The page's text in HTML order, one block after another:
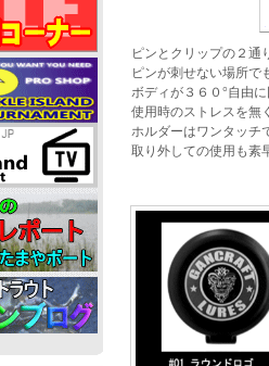
ピンとクリップの２通
ピンが刺せない場所で
ボディが３６０°自由
使用時のストレスを無
ホルダーはワンタッチ
取り外しての使用も素